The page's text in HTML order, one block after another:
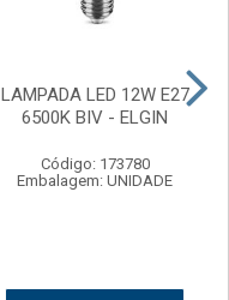
LAMPADA LED 12W E27
6500K BIV - ELGIN
Código: 173780
Embalagem: UNIDADE